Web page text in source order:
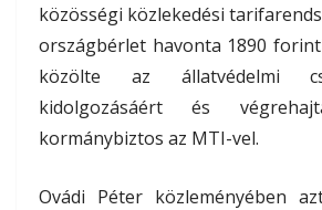
közösségi közlekedési
országbérlet havonta 1890
közölte az állatvédelmi
kidolgozásáért és
kormánybiztos az MTI-vel.
Ovádi Péter közleményében